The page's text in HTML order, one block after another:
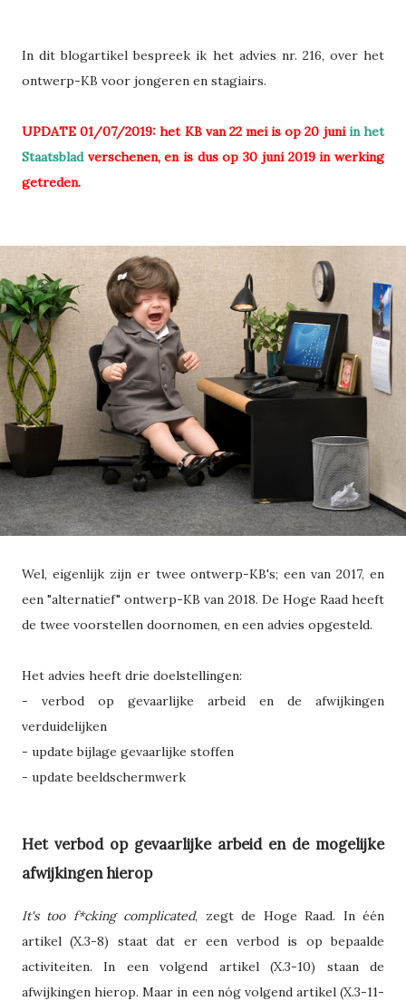
In dit blogartikel bespreek ik het advies nr. 216, over het
ontwerp-KB voor jongeren en stagiairs.
UPDATE 01/07/2019: het KB van 22 mei is op 20 juniin het
Staatsbladverschenen, en is dus op 30 juni 2019 in werking
getreden.
Wel, eigenlijk zijn er twee ontwerp-KB's; een van 2017, en
een "alternatief" ontwerp-KB van 2018. De Hoge Raad heeft
de twee voorstellen doornomen, en een advies opgesteld.
Het advies heeft drie doelstellingen:
- verbod op gevaarlijke arbeid en de afwijkingen
verduidelijken
- update bijlage gevaarlijke stoffen
- update beeldschermwerk
Het verbod op gevaarlijke arbeid en de mogelijke
afwijkingen hierop
It's too f*cking complicated, zegt de Hoge Raad. In één
artikel (X.3-8) staat dat er een verbod is op bepaalde
activiteiten. In een volgend artikel (X.3-10) staan de
afwijkingen hierop. Maar in een nóg volgend artikel (X.3-11-